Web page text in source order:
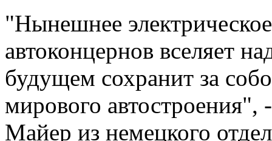
"Нынешнее
автоконцернов вселяет
будущем сохранит за
мирового
Майер из немецкого